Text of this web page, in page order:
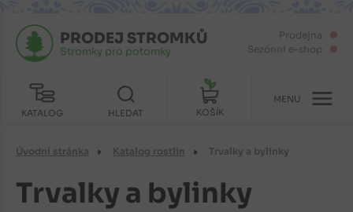
Prodejna
Sezónní e-shop
KATALOG
PRODEJ STROMKŮ
Stromky pro potomky
HLEDAT KOŠÍK
MENU
Úvodní stránka Katalog rostlin Trvalky a bylinky
Trvalky a bylinky